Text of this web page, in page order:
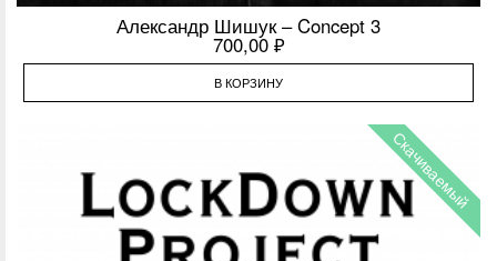
Александр Шишук – Concept 3
700,00 ₽
В КОРЗИНУ
Скачиваемый